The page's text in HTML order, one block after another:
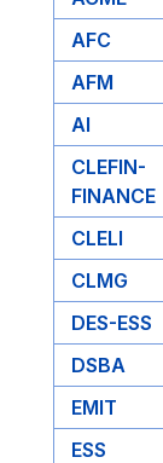
AFC
AFM
AI
CLEFIN-
FINANCE
CLELI
CLMG
DES-ESS
DSBA
EMIT
ESS